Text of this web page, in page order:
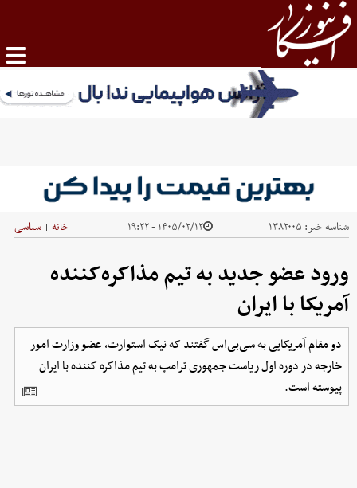
شناسه خبر: ۱۳۸۲۰۰۵ ۱۴۰۵/۰۲/۱۲ - ۱۹:۲۲ خانه | سیاسی
ورود عضو جدید به تیم مذاکره‌کننده
آمریکا با ایران
دو مقام آمریکایی به سی‌بی‌اس گفتند که نیک استوارت، عضو وزارت امور
خارجه در دوره اول ریاست جمهوری ترامپ به تیم مذاکره کننده با ایران
پیوسته است.